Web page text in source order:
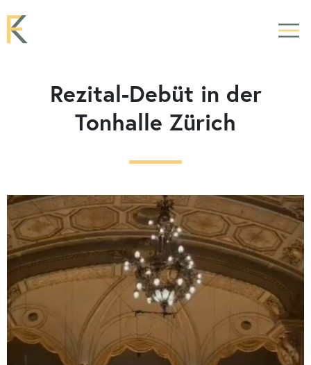
Rezital-Debüt in der
Tonhalle Zürich